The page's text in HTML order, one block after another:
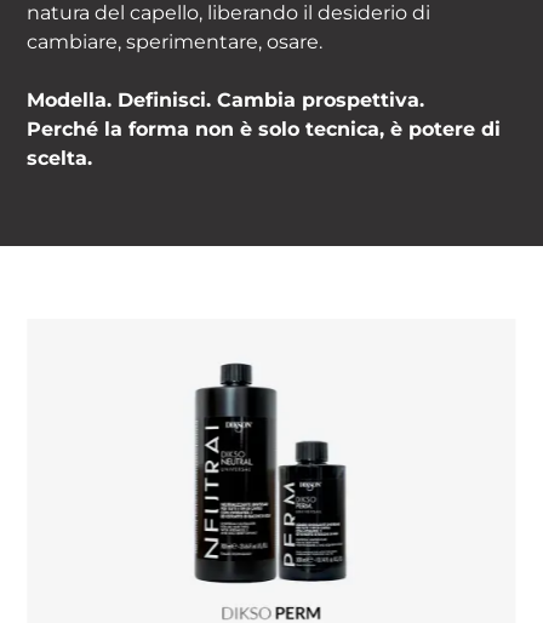
natura del capello, liberando il desiderio di
cambiare, sperimentare, osare.
Modella. Definisci. Cambia prospettiva.
Perché la forma non è solo tecnica, è potere di
scelta.